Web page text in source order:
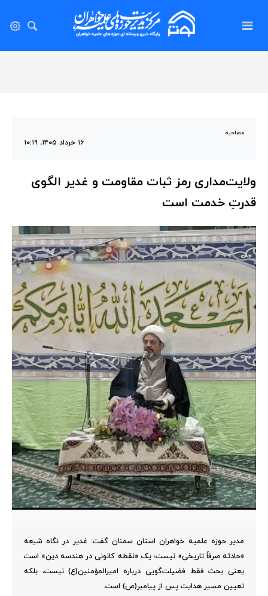
مصاحبه
۱۶ خرداد ۱۴۰۵، ۱۰:۱۹
ولایت‌مداری رمز ثبات مقاومت و غدیر الگوی
قدرتِ خدمت است
مدیر حوزه علمیه خواهران استان سمنان گفت: غدیر در نگاه شیعه
«حادثه صرفاً تاریخی» نیست؛ یک «نقطه کانونی در هندسه دین» است
یعنی بحث فقط فضیلت‌گویی درباره امیرالمؤمنین(ع) نیست، بلکه
تعیین مسیر هدایت پس از پیامبر(ص) است.